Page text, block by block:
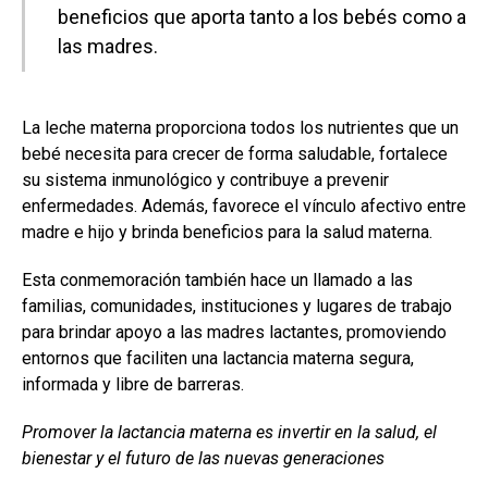
beneficios que aporta tanto a los bebés como a
las madres.
La leche materna proporciona todos los nutrientes que un
bebé necesita para crecer de forma saludable, fortalece
su sistema inmunológico y contribuye a prevenir
enfermedades. Además, favorece el vínculo afectivo entre
madre e hijo y brinda beneficios para la salud materna.
Esta conmemoración también hace un llamado a las
familias, comunidades, instituciones y lugares de trabajo
para brindar apoyo a las madres lactantes, promoviendo
entornos que faciliten una lactancia materna segura,
informada y libre de barreras.
Promover la lactancia materna es invertir en la salud, el
bienestar y el futuro de las nuevas generaciones